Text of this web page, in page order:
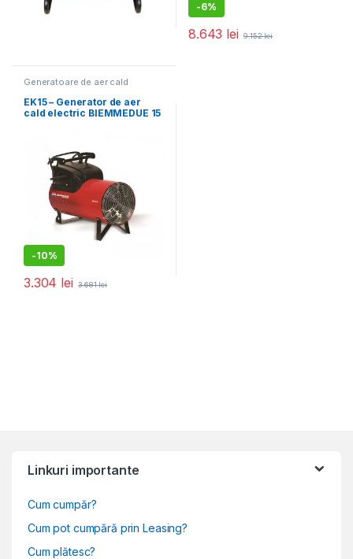
-6%
8.643 lei 9.152lei
Generatoare de aer cald
EK15 – Generator de aer
cald electric BIEMMEDUE 15
-10%
3.304 lei 3.681lei
Linkuri importante
Cum cumpăr?
Cum pot cumpără prin Leasing?
Cum plătesc?